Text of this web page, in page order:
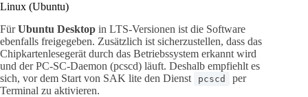
Linux (Ubuntu)
FürUbuntu Desktop in LTS-Versionen ist die Software
ebenfalls freigegeben. Zusätzlich ist sicherzustellen, dass das
Chipkartenlesegerät durch das Betriebssystem erkannt wird
und der PC-SC-Daemon (pcscd) läuft. Deshalb empfiehlt es
sich, vor dem Start von SAK lite den Dienst
pcscd
per
Terminal zu aktivieren.